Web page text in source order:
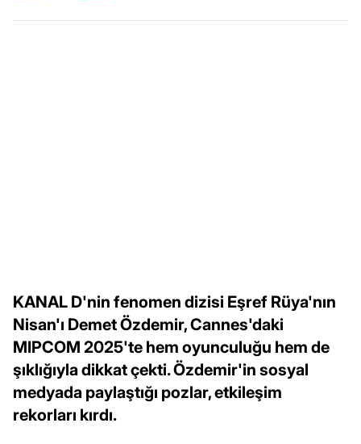
KANAL D'nin fenomen dizisi Eşref Rüya'nın
Nisan'ı Demet Özdemir, Cannes'daki
MIPCOM 2025'te hem oyunculuğu hem de
şıklığıyla dikkat çekti. Özdemir'in sosyal
medyada paylaştığı pozlar, etkileşim
rekorları kırdı.